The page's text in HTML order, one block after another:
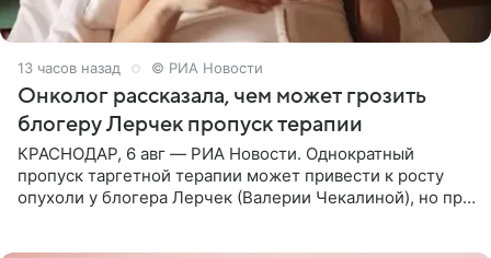
13 часов назад © РИА Новости
Онколог рассказала, чем может грозить
блогеру Лерчек пропуск терапии
КРАСНОДАР, 6 авг — РИА Новости. Однократный
пропуск таргетной терапии может привести к росту
опухоли у блогера Лерчек (Валерии Чекалиной), но при